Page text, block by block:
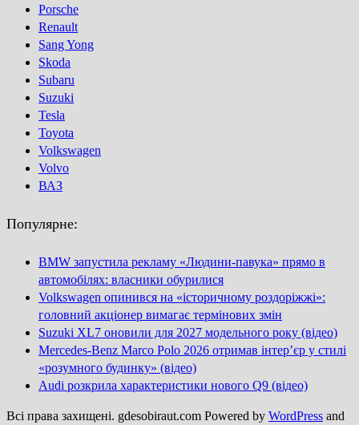
Porsсhe
Renault
Sang Yong
Skoda
Subaru
Suzuki
Tesla
Toyota
Volkswagen
Volvo
ВАЗ
Популярне:
BMW запустила рекламу «Людини-павука» прямо в
автомобілях: власники обурилися
Volkswagen опинився на «історичному роздоріжжі»:
головний акціонер вимагає термінових змін
Suzuki XL7 оновили для 2027 модельного року (відео)
Mercedes-Benz Marco Polo 2026 отримав інтер’єр у стилі
«розумного будинку» (відео)
Audi розкрила характеристики нового Q9 (відео)
Всі права захищені. gdesobiraut.com Powered by WordPress and